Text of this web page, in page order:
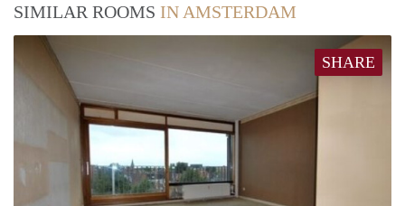
SIMILAR ROOMS IN AMSTERDAM
SHARE